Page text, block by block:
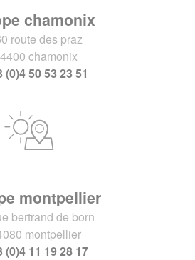
chamonix
route des praz
chamonix
(0)4 50 53 23 51
montpellier
bertrand de born
montpellier
(0)4 11 19 28 17